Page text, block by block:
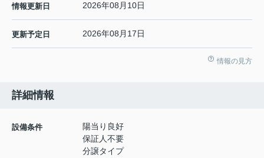
情報更新日 2026年08月10日
更新予定日 2026年08月17日
情報の見方
詳細情報
設備条件
陽当り良好
保証人不要
分譲タイプ